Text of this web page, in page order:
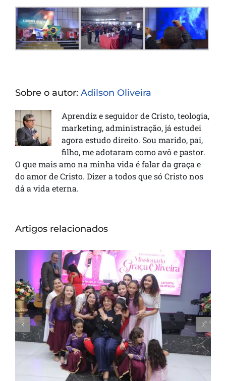
Sobre o autor: Adilson Oliveira
Aprendiz e seguidor de Cristo, teologia,
marketing, administração, já estudei
agora estudo direito. Sou marido, pai,
filho, me adotaram como avô e pastor.
O que mais amo na minha vida é falar da graça e
do amor de Cristo. Dizer a todos que só Cristo nos
dá a vida eterna.
Artigos relacionados
Missionária Graça Oliveira celebra 75 anos
em culto de ação de graças na Catedral
da Bênção